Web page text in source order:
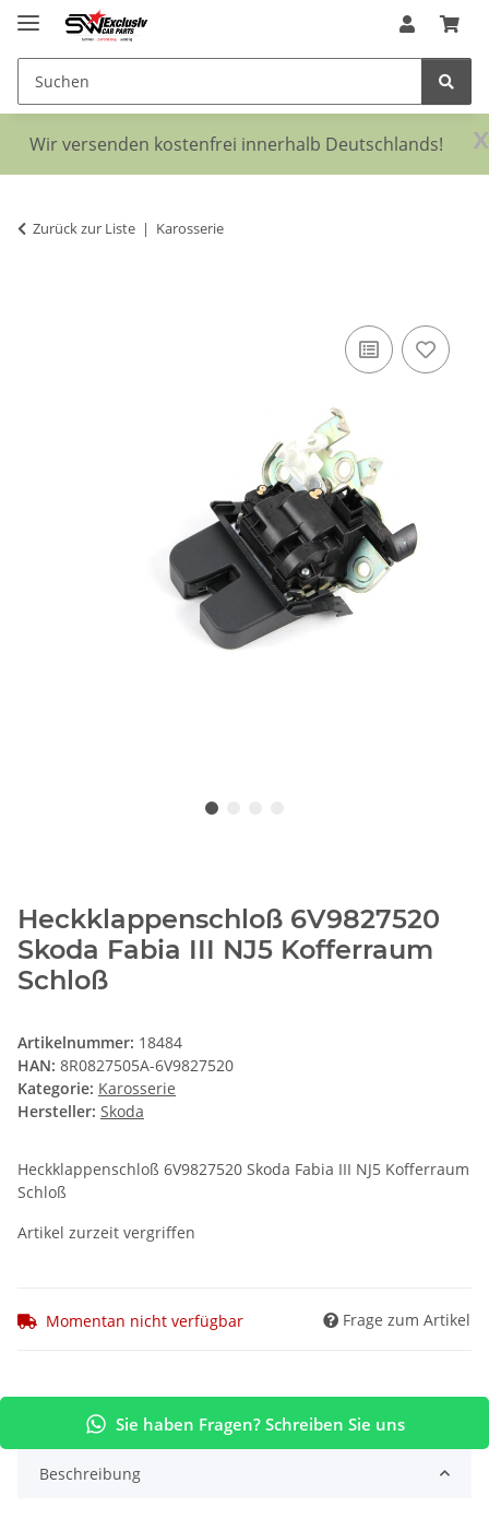
x
Wir versenden kostenfrei innerhalb Deutschlands!
Zurück zur Liste Karosserie
Heckklappenschloß 6V9827520
Skoda Fabia III NJ5 Kofferraum
Schloß
Artikelnummer: 18484
HAN: 8R0827505A-6V9827520
Kategorie: Karosserie
Hersteller: Skoda
Heckklappenschloß 6V9827520 Skoda Fabia III NJ5 Kofferraum
Schloß
Artikel zurzeit vergriffen
Momentan nicht verfügbar Frage zum Artikel
Sie haben Fragen? Schreiben Sie uns
Beschreibung